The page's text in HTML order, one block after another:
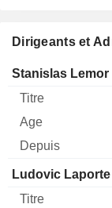
Dirigeants et
Dirigeant Titre
Stanislas Lemor
Ludovic Laporte